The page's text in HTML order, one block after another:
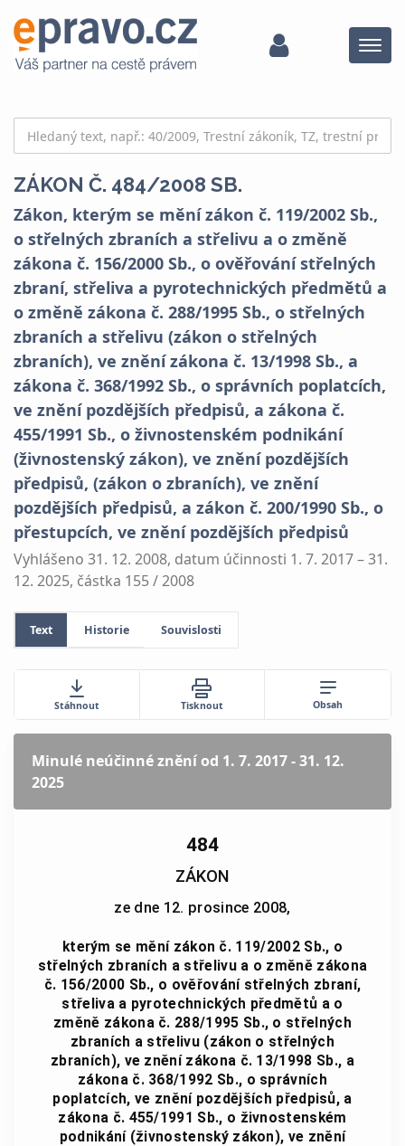
Menu
ZÁKON Č. 484/2008 SB.
Zákon, kterým se mění zákon č. 119/2002 Sb.,
o střelných zbraních a střelivu a o změně
zákona č. 156/2000 Sb., o ověřování střelných
zbraní, střeliva a pyrotechnických předmětů a
o změně zákona č. 288/1995 Sb., o střelných
zbraních a střelivu (zákon o střelných
zbraních), ve znění zákona č. 13/1998 Sb., a
zákona č. 368/1992 Sb., o správních poplatcích,
ve znění pozdějších předpisů, a zákona č.
455/1991 Sb., o živnostenském podnikání
(živnostenský zákon), ve znění pozdějších
předpisů, (zákon o zbraních), ve znění
pozdějších předpisů, a zákon č. 200/1990 Sb., o
přestupcích, ve znění pozdějších předpisů
Vyhlášeno 31. 12. 2008, datum účinnosti 1. 7. 2017 – 31.
12. 2025, částka 155 / 2008
Text Historie Souvislosti
Stáhnout Tisknout Obsah
Minulé neúčinné zněníod 1. 7. 2017 - 31. 12.
2025
484
ZÁKON
ze dne 12. prosince 2008,
kterým se mění zákon č. 119/2002 Sb., o
střelných zbraních a střelivu a o změně zákona
č. 156/2000 Sb., o ověřování střelných zbraní,
střeliva a pyrotechnických předmětů a o
změně zákona č. 288/1995 Sb., o střelných
zbraních a střelivu (zákon o střelných
zbraních), ve znění zákona č. 13/1998 Sb., a
zákona č. 368/1992 Sb., o správních
poplatcích, ve znění pozdějších předpisů, a
zákona č. 455/1991 Sb., o živnostenském
podnikání (živnostenský zákon), ve znění